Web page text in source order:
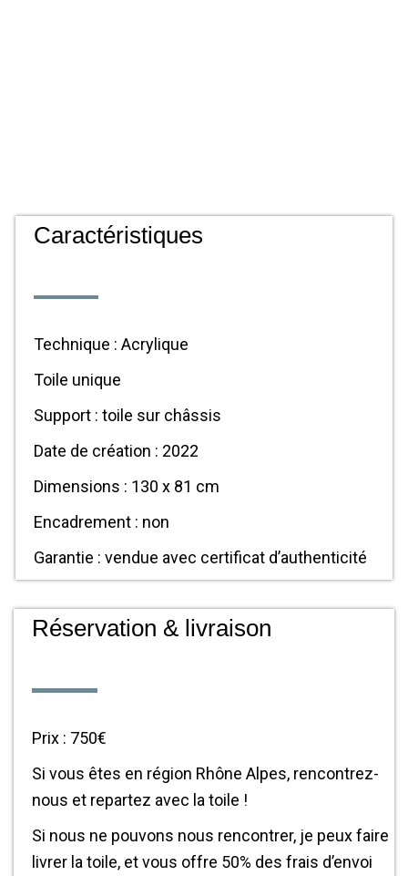
Caractéristiques
Technique : Acrylique
Toile unique
Support : toile sur châssis
Date de création : 2022
Dimensions : 130 x 81 cm
Encadrement : non
Garantie : vendue avec certificat d’authenticité
Réservation & livraison
Prix : 750€
Si vous êtes en région Rhône Alpes, rencontrez-
nous et repartez avec la toile !
Si nous ne pouvons nous rencontrer, je peux faire
livrer la toile, et vous offre 50% des frais d’envoi